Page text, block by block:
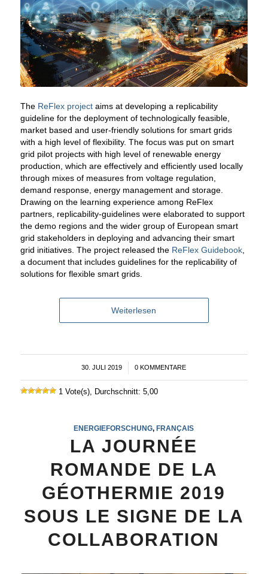
The ReFlex projectaims at developing a replicability
guideline for the deployment of technologically feasible,
market based and user-friendly solutions for smart grids
with a high level of flexibility. The focus was put on smart
grid pilot projects with high level of renewable energy
production, which are effectively and efficiently used locally
through mixes of measures from voltage regulation,
demand response, energy management and storage.
Drawing on the learning experience among ReFlex
partners, replicability-guidelines were elaborated to support
the demo regions and the wider group of European smart
grid stakeholders in deploying and advancing their smart
grid initiatives. The project released the ReFlex Guidebook,
a document that includes guidelines for the replicability of
solutions for flexible smart grids.
Weiterlesen
30. JULI 2019 0 KOMMENTARE
1 Vote(s), Durchschnitt: 5,00
ENERGIEFORSCHUNG,FRANÇAIS
LA JOURNÉE
ROMANDE DE LA
GÉOTHERMIE 2019
SOUS LE SIGNE DE LA
COLLABORATION